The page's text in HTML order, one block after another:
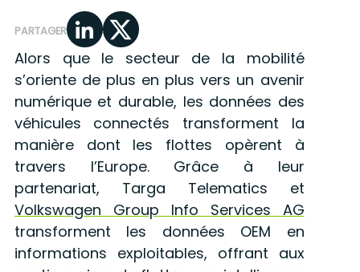
PARTAGER
Alors que le secteur de la mobilité
s’oriente de plus en plus vers un avenir
numérique et durable, les données des
véhicules connectés transforment la
manière dont les flottes opèrent à
travers l’Europe. Grâce à leur
partenariat, Targa Telematics et
Volkswagen Group Info Services AG
transforment les données OEM en
informations exploitables, offrant aux